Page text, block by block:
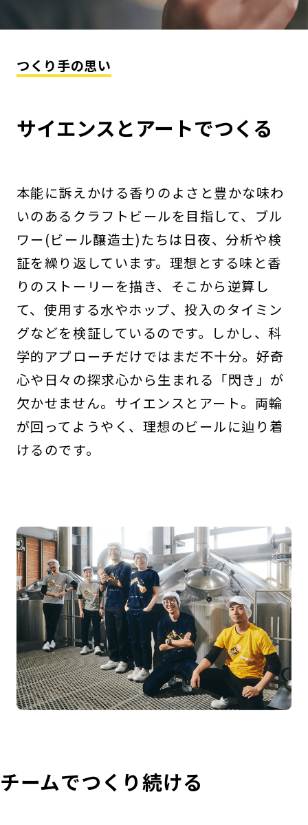
つくり手の思い
サイエンスとアートでつくる
本能に訴えかける香りのよさと豊かな味わ
いのあるクラフトビールを目指して、ブル
ワー(ビール醸造士)たちは日夜、分析や検
証を繰り返しています。理想とする味と香
りのストーリーを描き、そこから逆算し
て、使用する水やホップ、投入のタイミン
グなどを検証しているのです。しかし、科
学的アプローチだけではまだ不十分。好奇
心や日々の探求心から生まれる「閃き」が
欠かせません。サイエンスとアート。両輪
が回ってようやく、理想のビールに辿り着
けるのです。
チームでつくり続ける